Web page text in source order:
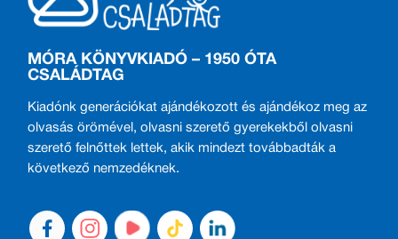
MÓRA KÖNYVKIADÓ – 1950 ÓTA
CSALÁDTAG
Kiadónk generációkat ajándékozott és ajándékoz meg az
olvasás örömével, olvasni szerető gyerekekből olvasni
szerető felnőttek lettek, akik mindezt továbbadták a
következő nemzedéknek.